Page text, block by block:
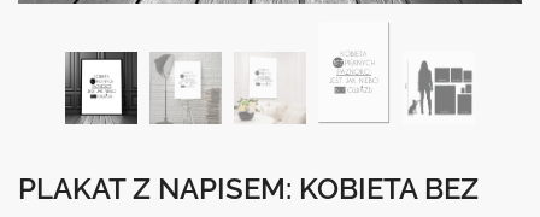
PLAKAT Z NAPISEM: KOBIETA BEZ